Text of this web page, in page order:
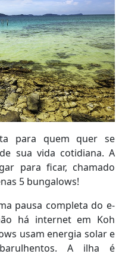
para quem quer se
sua vida cotidiana. A
para ficar, chamado
5 bungalows!
pausa completa do e-
há internet em Koh
usam energia solar e
A ilha é